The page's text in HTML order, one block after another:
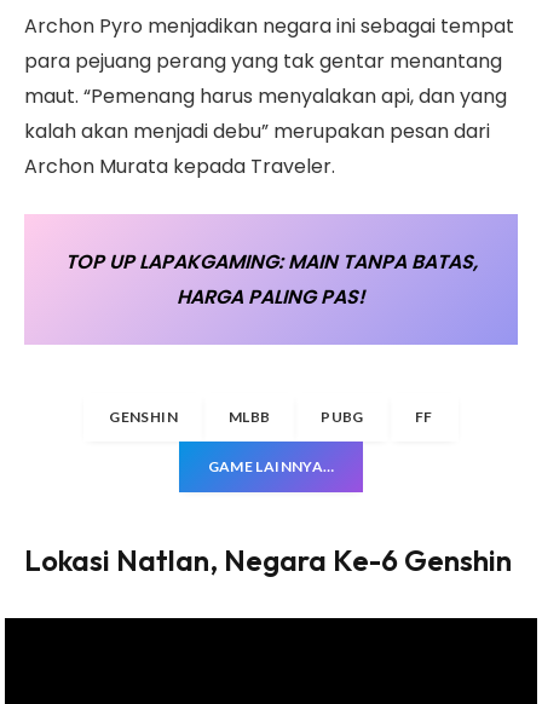
Archon Pyro menjadikan negara ini sebagai tempat
para pejuang perang yang tak gentar menantang
maut. “Pemenang harus menyalakan api, dan yang
kalah akan menjadi debu” merupakan pesan dari
Archon Murata kepada Traveler.
TOP UP LAPAKGAMING: MAIN TANPA BATAS,
HARGA PALING PAS!
GENSHIN MLBB PUBG FF
GAME LAINNYA…
Lokasi Natlan, Negara Ke-6 Genshin